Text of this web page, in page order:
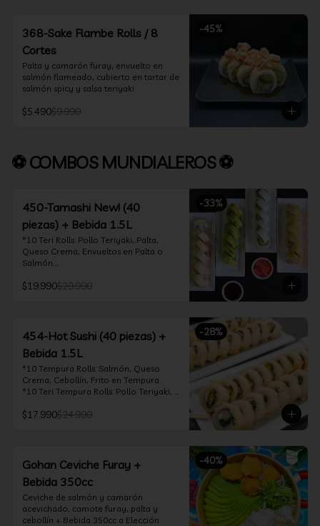
-45%
368-Sake Flambe Rolls / 8
Cortes
Palta y camarón furay, envuelto en
salmón flameado, cubierto en tartar de
salmón spicy y salsa teriyaki
$5.490$9.990
⚽ COMBOS MUNDIALEROS ⚽
-33%
450-Tamashi New! (40
piezas) + Bebida 1.5L
*10 Teri Rolls: Pollo Teriyaki, Palta,
Queso Crema, Envueltos en Palta o
Salmón.
Palta, Cebollín, Envuelto en Queso
salmón y bañado en salsa acevichada
*10 Tempura Rolls: Salmón, Queso
Crema, Cebollín, Frito en Tempura.
*Incluye 2 palitos, 2 soya 30ml, 1 salsa
teriyaki 30ml
$19.990$29.990
-28%
454-Hot Sushi (40 piezas) +
Bebida 1.5L
*10 Tempura Rolls: Salmón, Queso
Crema, Cebollín, Frito en Tempura.
*10 Teri Tempura Rolls: Pollo Teriyaki,
Tempura
Queso Crema y Cebollín, frito en
tempura
*Incluye 2 palitos, 2 soya 30ml, 1 salsa
teriyaki 30ml
$17.990$24.990
-40%
Gohan Ceviche Furay +
Bebida 350cc
Ceviche de salmón y camarón
acevichado, camote furay, palta y
cebollín + Bebida 350cc a Elección